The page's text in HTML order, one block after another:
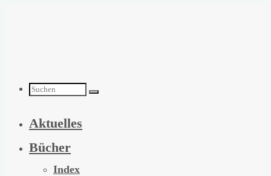
Suchen
nach:
Aktuelles
Bücher
Index